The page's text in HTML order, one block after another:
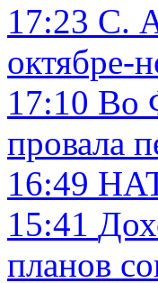
17:23 С.
октябре-
17:10 Во
провала
16:49
15:41
планов